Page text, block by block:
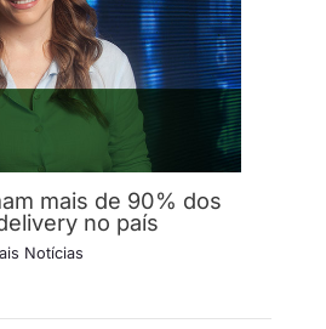
mais de 90% dos
no país
Notícias